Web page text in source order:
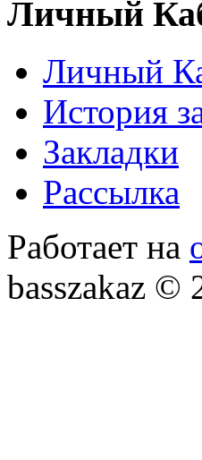
Личный
Личный
История
Закладки
Рассылка
Работает на
basszakaz ©